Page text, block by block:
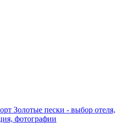
Золотые пески - выбор отеля,
фотографии